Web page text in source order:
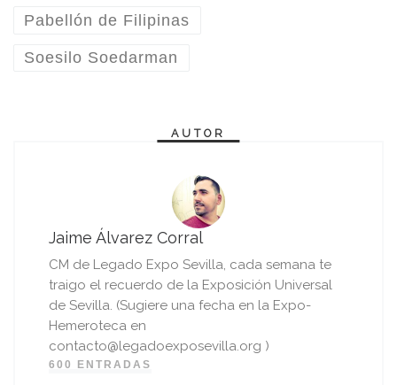
Pabellón de Filipinas
Soesilo Soedarman
AUTOR
Jaime Álvarez Corral
CM de Legado Expo Sevilla, cada semana te
traigo el recuerdo de la Exposición Universal
de Sevilla. (Sugiere una fecha en la Expo-
Hemeroteca en
contacto@legadoexposevilla.org )
600 ENTRADAS